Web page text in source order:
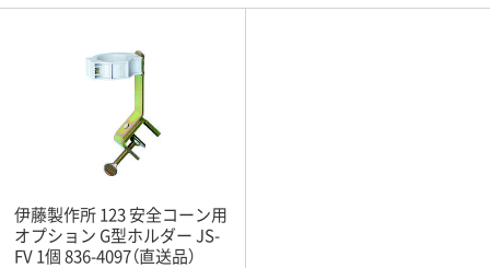
伊藤製作所 123 安全コーン用
オプション G型ホルダー JS-
FV 1個 836-4097（直送品）